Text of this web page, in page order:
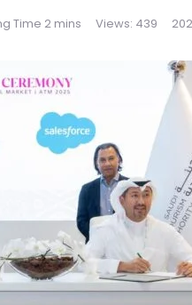
Views: 439